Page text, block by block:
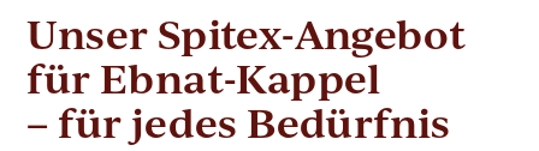
Unser Spitex-Angebot
für Ebnat-Kappel
– für jedes Bedürfnis